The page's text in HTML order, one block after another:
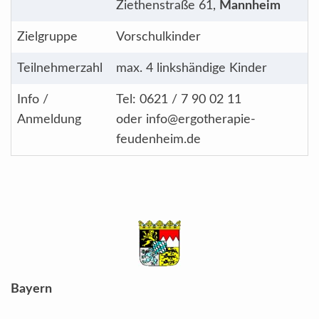
Ziethenstraße 61, Mannheim
Zielgruppe Vorschulkinder
Teilnehmerzahl max. 4 linkshändige Kinder
Info /
Anmeldung
Tel: 0621 / 7 90 02 11
oder info@ergotherapie-
feudenheim.de
Bayern